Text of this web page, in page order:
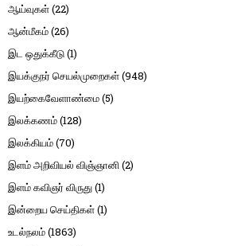
ஆய்வுகள்(22)
ஆன்மீகம்(26)
இட ஒதுக்கீடு(1)
இயக்குநர் செயல்முறைகள்(948)
இயற்கைவேளாண்மை(5)
இலக்கணம்(128)
இலக்கியம்(70)
இளம் அறிவியல் விஞ்ஞானி(2)
இளம் கவிஞர் விருது(1)
இன்றைய செய்திகள்(1)
உடல்நலம்(1863)